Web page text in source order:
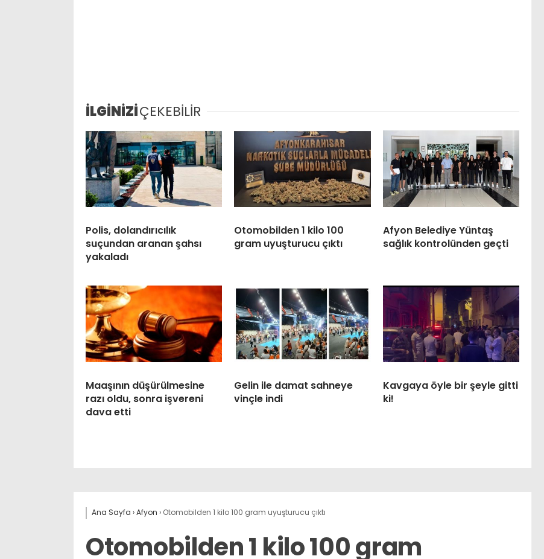
İLGİNİZİÇEKEBİLİR
Polis, dolandırıcılık
suçundan aranan şahsı
yakaladı
Otomobilden 1 kilo 100
gram uyuşturucu çıktı
Afyon Belediye Yüntaş
sağlık kontrolünden geçti
Maaşının düşürülmesine
razı oldu, sonra işvereni
dava etti
Gelin ile damat sahneye
vinçle indi
Kavgaya öyle bir şeyle gitti
ki!
Ana Sayfa ›Afyon › Otomobilden 1 kilo 100 gram uyuşturucu çıktı
Otomobilden 1 kilo 100 gram